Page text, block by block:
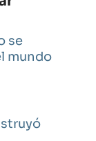
se
mundo